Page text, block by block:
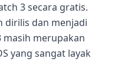
3 secara gratis.
dirilis dan menjadi
masih merupakan
yang sangat layak